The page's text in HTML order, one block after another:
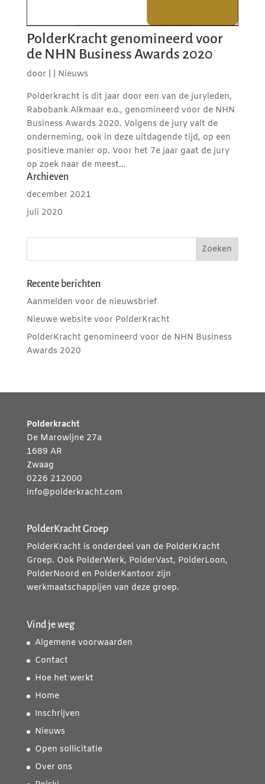
PolderKracht genomineerd voor
de NHN Business Awards 2020
door
Nieuws
Polderkracht is dit jaar door een van de juryleden,
Rabobank Alkmaar e.o., genomineerd voor de NHN
Business Awards 2020. Volgens de jury valt de
onderneming, ook in deze uitdagende tijd, op een
positieve manier op. Voor het 7e jaar gaat de jury
op zoek naar de meest...
Archieven
december 2021
juli 2020
Recente berichten
Aanmelden voor de nieuwsbrief
Nieuwe website voor PolderKracht
PolderKracht genomineerd voor de NHN Business
Awards 2020
Polderkracht
De Marowijne 27a
1689 AR
Zwaag
0226 212000
info@polderkracht.com
PolderKracht Groep
PolderKracht is onderdeel van de PolderKracht
Groep. Ook PolderWerk, PolderVast, PolderLoon,
PolderNoord en PolderKantoor zijn
werkmaatschappijen van deze groep.
Vind je weg
Algemene voorwaarden
Contact
Hoe het werkt
Home
Inschrijven
Nieuws
Open sollicitatie
Over ons